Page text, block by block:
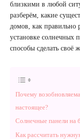
близкими в любой
разберём, какие
домов, как правильно
установке солнечных
способы сделать своё
Почему
настоящее?
Солнечные панели на
Как рассчитать